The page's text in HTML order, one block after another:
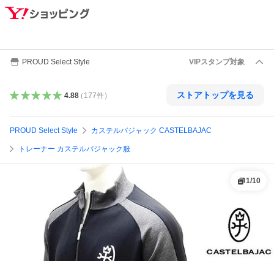
PROUD Select Style VIPスタンプ対象
4.88（ 177件） ストアトップを見る
PROUD Select Style カステルバジャック CASTELBAJAC
トレーナー カステルバジャック服
1/10